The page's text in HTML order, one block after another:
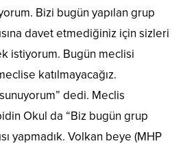
Bizi bugün yapılan grup
davet etmediğiniz için sizleri
istiyorum. Bugün meclisi
katılmayacağız.
dedi. Meclis
Okul da “Biz bugün grup
yapmadık. Volkan beye (MHP